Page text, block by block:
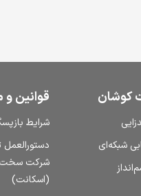
کوشان
شبکه‌ای
قوانین و
شرایط
شرکت سخت
(اسکانت)